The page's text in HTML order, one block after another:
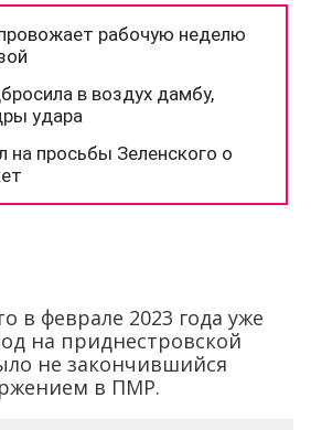
в феврале 2023 года уже
на приднестровской
не закончившийся
в ПМР.